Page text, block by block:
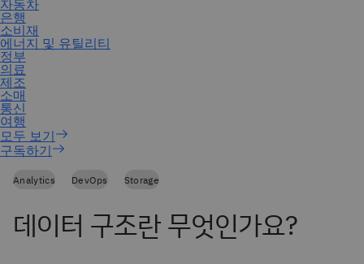
구독하기
Analytics DevOps Storage
데이터 구조란 무엇인가요?